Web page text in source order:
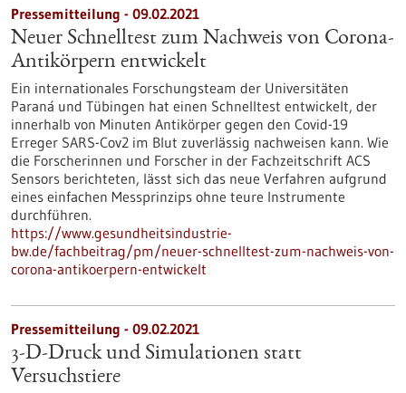
Pressemitteilung - 09.02.2021
Neuer Schnelltest zum Nachweis von Corona-
Antikörpern entwickelt
Ein internationales Forschungsteam der Universitäten
Paraná und Tübingen hat einen Schnelltest entwickelt, der
innerhalb von Minuten Antikörper gegen den Covid-19
Erreger SARS-Cov2 im Blut zuverlässig nachweisen kann. Wie
die Forscherinnen und Forscher in der Fachzeitschrift ACS
Sensors berichteten, lässt sich das neue Verfahren aufgrund
eines einfachen Messprinzips ohne teure Instrumente
durchführen.
https://www.gesundheitsindustrie-
bw.de/fachbeitrag/pm/neuer-schnelltest-zum-nachweis-von-
corona-antikoerpern-entwickelt
Pressemitteilung - 09.02.2021
3-D-Druck und Simulationen statt
Versuchstiere